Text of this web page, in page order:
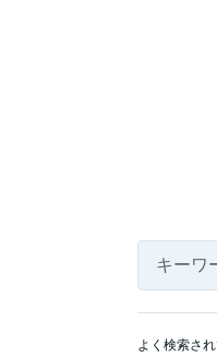
よく検索さ